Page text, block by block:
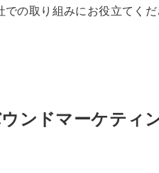
の取り組みにお役立てくだ
ンドマーケティ